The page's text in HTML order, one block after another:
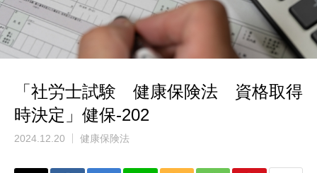
「社労士試験 健康保険法 資格取得
時決定」健保-202
2024.12.20 健康保険法